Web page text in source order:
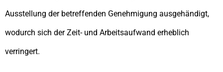
Ausstellung der betreffenden Genehmigung ausgehändigt,
wodurch sich der Zeit- und Arbeitsaufwand erheblich
verringert.